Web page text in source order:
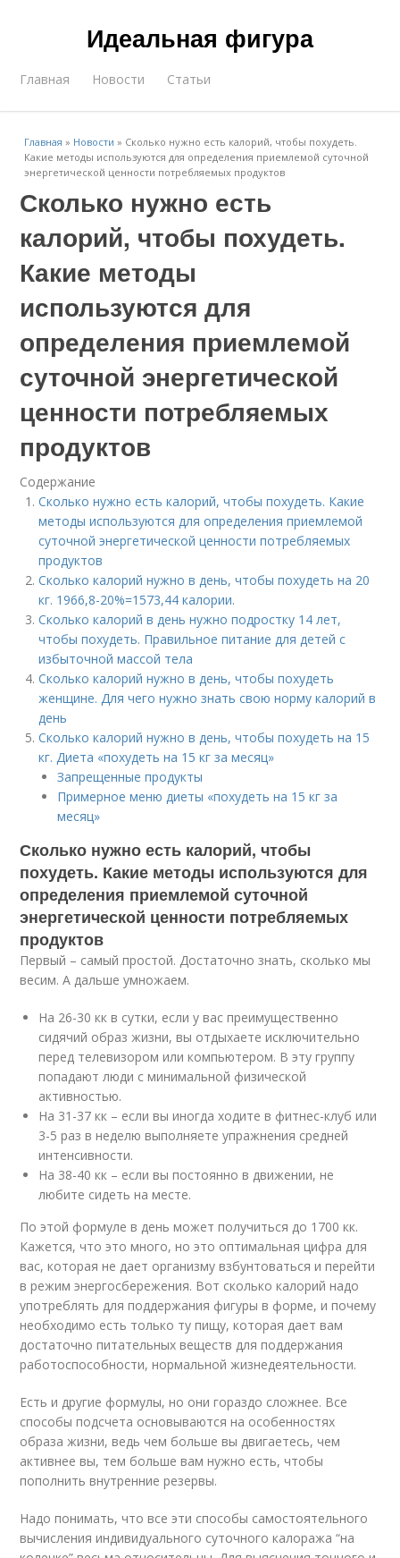
Идеальная фигура
Главная Новости Статьи
Главная » Новости » Сколько нужно есть калорий, чтобы похудеть.
Какие методы используются для определения приемлемой суточной
энергетической ценности потребляемых продуктов
Сколько нужно есть
калорий, чтобы похудеть.
Какие методы
используются для
определения приемлемой
суточной энергетической
ценности потребляемых
продуктов
Содержание
Сколько нужно есть калорий, чтобы похудеть. Какие
методы используются для определения приемлемой
суточной энергетической ценности потребляемых
продуктов
Сколько калорий нужно в день, чтобы похудеть на 20
кг. 1966,8-20%=1573,44 калории.
Сколько калорий в день нужно подростку 14 лет,
чтобы похудеть. Правильное питание для детей с
избыточной массой тела
Сколько калорий нужно в день, чтобы похудеть
женщине. Для чего нужно знать свою норму калорий в
день
Сколько калорий нужно в день, чтобы похудеть на 15
кг. Диета «похудеть на 15 кг за месяц»
Запрещенные продукты
Примерное меню диеты «похудеть на 15 кг за
месяц»
Сколько нужно есть калорий, чтобы
похудеть. Какие методы используются для
определения приемлемой суточной
энергетической ценности потребляемых
продуктов
Первый – самый простой. Достаточно знать, сколько мы
весим. А дальше умножаем.
На 26-30 кк в сутки, если у вас преимущественно
сидячий образ жизни, вы отдыхаете исключительно
перед телевизором или компьютером. В эту группу
попадают люди с минимальной физической
активностью.
На 31-37 кк – если вы иногда ходите в фитнес-клуб или
3-5 раз в неделю выполняете упражнения средней
интенсивности.
На 38-40 кк – если вы постоянно в движении, не
любите сидеть на месте.
По этой формуле в день может получиться до 1700 кк.
Кажется, что это много, но это оптимальная цифра для
вас, которая не дает организму взбунтоваться и перейти
в режим энергосбережения. Вот сколько калорий надо
употреблять для поддержания фигуры в форме, и почему
необходимо есть только ту пищу, которая дает вам
достаточно питательных веществ для поддержания
работоспособности, нормальной жизнедеятельности.
Есть и другие формулы, но они гораздо сложнее. Все
способы подсчета основываются на особенностях
образа жизни, ведь чем больше вы двигаетесь, чем
активнее вы, тем больше вам нужно есть, чтобы
пополнить внутренние резервы.
Надо понимать, что все эти способы самостоятельного
вычисления индивидуального суточного калоража “на